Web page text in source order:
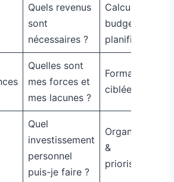
Quels revenus
sont
nécessaires ?
Calcul
budget &
planification
Quelles sont
mes forces et
mes lacunes ?
Formations
ciblées
Quel
investissement
personnel
puis-je faire ?
Organisation
&
priorisation